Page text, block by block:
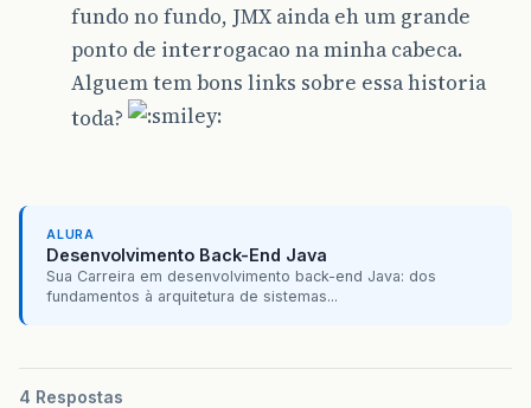
fundo no fundo, JMX ainda eh um grande
ponto de interrogacao na minha cabeca.
Alguem tem bons links sobre essa historia
toda?
ALURA
Desenvolvimento Back-End Java
Sua Carreira em desenvolvimento back-end Java: dos
fundamentos à arquitetura de sistemas...
4 Respostas